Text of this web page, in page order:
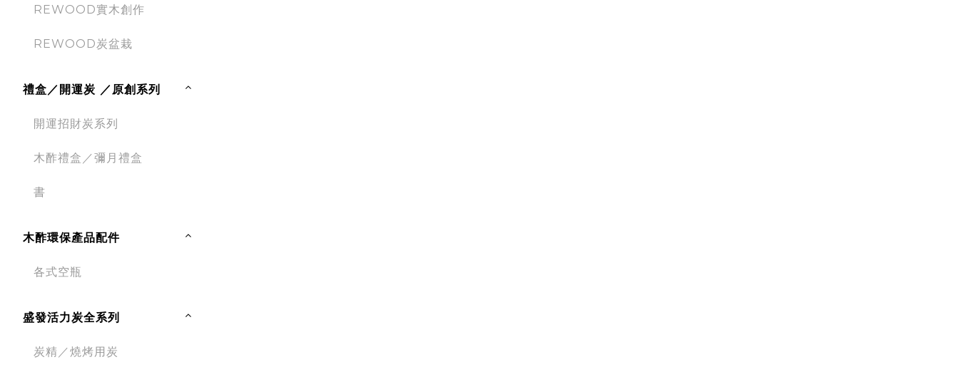
REWOOD實木創作
REWOOD炭盆栽
禮盒／開運炭 ／原創系列
開運招財炭系列
木酢禮盒／彌月禮盒
書
木酢環保產品配件
各式空瓶
盛發活力炭全系列
炭精／燒烤用炭